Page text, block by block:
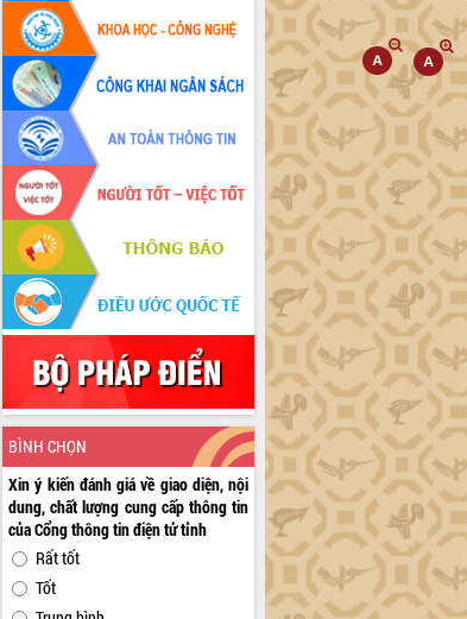
BÌNH CHỌN
Xin ý kiến đánh giá về giao diện, nội
dung, chất lượng cung cấp thông tin
của Cổng thông tin điện tử tỉnh
Rất tốt
Tốt